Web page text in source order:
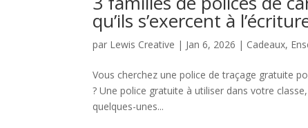
qu’ils s’exercent à
par Lewis Creative | Jan 6, 2026 | Cadeaux,
Vous cherchez une police de traçage gratuite
? Une police gratuite à utiliser dans votre
quelques-unes...